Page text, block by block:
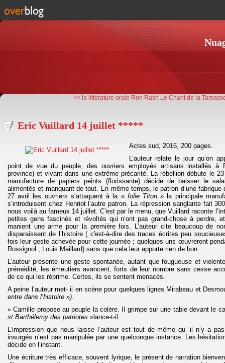
<< la littérature orale Ron Rash Le Chant de la
Eric Vuillard 14 juillet *****
Actes sud, 2016, 200 pages.
L’auteur relate le jour qu’on
point de vue du peuple, des ouvriers employés artisans installés à
province) et vivant dans une extrême précarité. La rébellion débute le
manufacture de papiers peints (florissante) décide de baisser le
alimentés et manquant de tout. En même temps, le patron d’une
27 avril les ouvriers s’attaquent à la « folie Titon » la principale
s’introduisent chez Henriot l’autre patron. La répression sanglante fait
nous voilà au fameux 14 juillet. C’est par le menu, que Vuillard raconte
petites gens fascinés et révoltés qui n’ont pas grand-chose à perdre,
manient une arme pour la première fois. L’auteur cite beaucoup de
disparaissent de l’histoire ( c'est-à-dire des traces écrites peu
fois leur geste achevée pour cette journée ; quelques uns œuvreront
Rossignol ; Louis Maillard) sans que cela leur apporte rien de bon.
L’auteur présente une geste spontanée, autant que fougueuse et
prémédité, les émeutiers avancent, forts de leur nombre sans cesse
de ce qui les réprime. Certes, ils se sentent menacés.
A peine l’auteur met- il en scène pour quelques lignes Mirabeau et
entre dans l’histoire »).
« Camille propose au peuple la colère. Il grimpe sur une table devant le
st Barthélemy des patriotes »lance-t-il.
L’impression que nous laisse l’auteur est tout de même qu’ il n’y a
insurgés n’est pas manipulée par une quelconque instance. Les
décide en l’instant.
Une écriture très efficace, souvent lyrique, le présent de narration